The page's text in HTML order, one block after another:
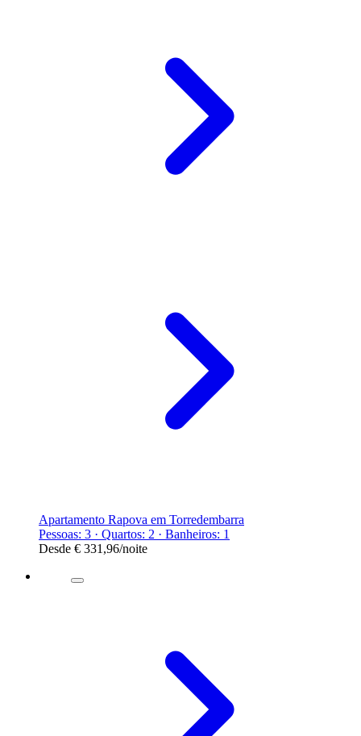
Apartamento Rapova em Torredembarra
Pessoas: 3 · Quartos: 2 · Banheiros: 1
Desde € 331,96/noite